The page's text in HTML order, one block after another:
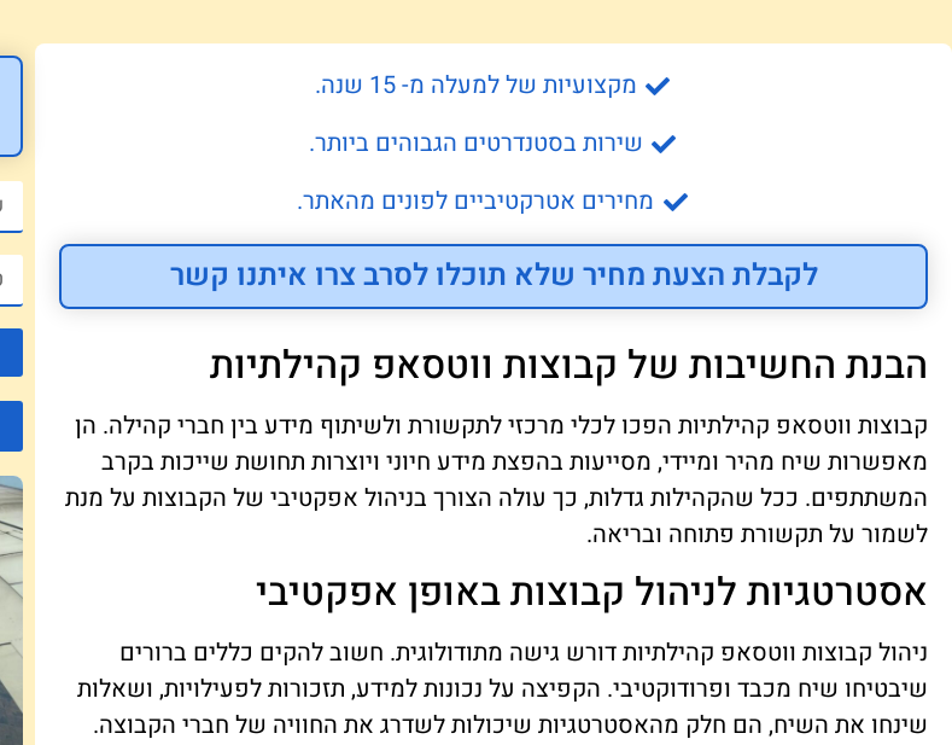
מקצועיות של למעלה מ- 15 שנה.
שירות בסטנדרטים הגבוהים ביותר.
מחירים אטרקטיביים לפונים מהאתר.
לקבלת הצעת מחיר שלא תוכלו לסרב צרו איתנו קשר
הבנת החשיבות של קבוצות ווטסאפ קהילתיות
קבוצות ווטסאפ קהילתיות הפכו לכלי מרכזי לתקשורת ולשיתוף מידע בין חברי קהילה. הן
מאפשרות שיח מהיר ומיידי, מסייעות בהפצת מידע חיוני ויוצרות תחושת שייכות בקרב
המשתתפים. ככל שהקהילות גדלות, כך עולה הצורך בניהול אפקטיבי של הקבוצות על מנת
לשמור על תקשורת פתוחה ובריאה.
אסטרטגיות לניהול קבוצות באופן אפקטיבי
ניהול קבוצות ווטסאפ קהילתיות דורש גישה מתודולוגית. חשוב להקים כללים ברורים
שיבטיחו שיח מכבד ופרודוקטיבי. הקפיצה על נכונות למידע, תזכורות לפעילויות, ושאלות
שינחו את השיח, הם חלק מהאסטרטגיות שיכולות לשדרג את החוויה של חברי הקבוצה.